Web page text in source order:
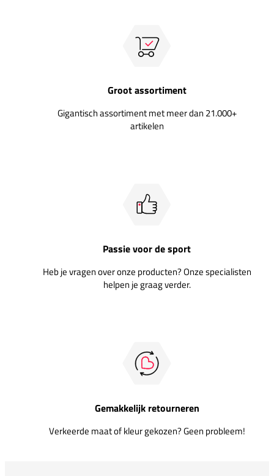
Groot assortiment
Gigantisch assortiment met meer dan 21.000+
artikelen
Passie voor de sport
Heb je vragen over onze producten? Onze specialisten
helpen je graag verder.
Gemakkelijk retourneren
Verkeerde maat of kleur gekozen? Geen probleem!